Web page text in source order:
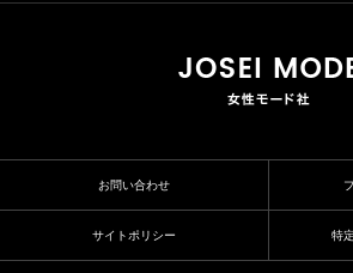
お問い合わせ
サイトポリシー 特